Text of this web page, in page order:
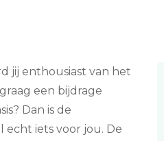
jij enthousiast van het
een bijdrage
Dan is de
echt iets voor jou. De